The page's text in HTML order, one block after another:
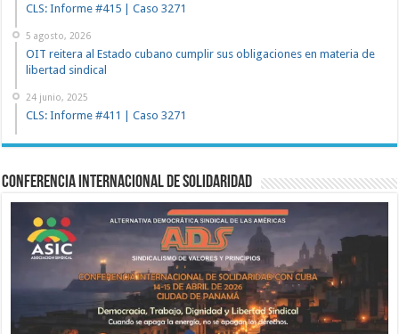
CLS: Informe #415 | Caso 3271
5 agosto, 2026
OIT reitera al Estado cubano cumplir sus obligaciones en materia de
libertad sindical
24 junio, 2025
CLS: Informe #411 | Caso 3271
Conferencia Internacional de Solidaridad